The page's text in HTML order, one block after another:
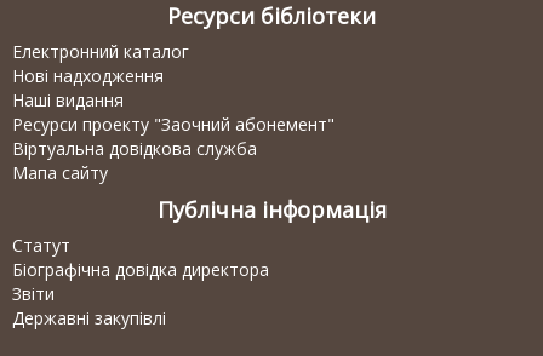
Ресурси бібліотеки
Електронний каталог
Нові надходження
Наші видання
Ресурси проекту "Заочний абонемент"
Віртуальна довідкова служба
Мапа сайту
Публічна інформація
Статут
Біографічна довідка директора
Звіти
Державні закупівлі